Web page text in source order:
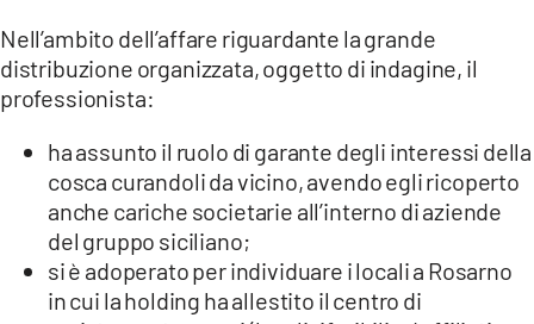
Nell’ambito dell’affare riguardante la grande
distribuzione organizzata, oggetto di indagine, il
professionista:
ha assunto il ruolo di garante degli interessi della
cosca curandoli da vicino, avendo egli ricoperto
anche cariche societarie all’interno di aziende
del gruppo siciliano;
si è adoperato per individuare i locali a Rosarno
in cui la holding ha allestito il centro di